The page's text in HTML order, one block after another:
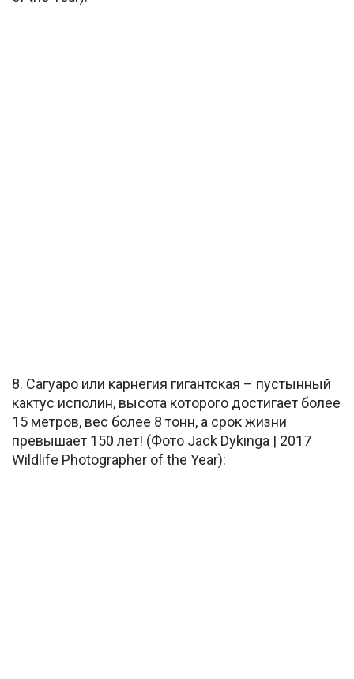
8. Сагуаро или карнегия гигантская – пустынный
кактус исполин, высота которого достигает более
15 метров, вес более 8 тонн, а срок жизни
превышает 150 лет! (Фото Jack Dykinga | 2017
Wildlife Photographer of the Year):